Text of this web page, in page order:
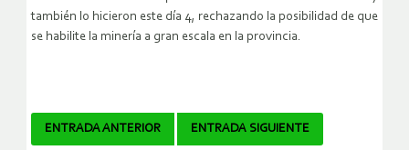
también lo hicieron este día 4, rechazando la posibilidad de que
se habilite la minería a gran escala en la provincia.
Navegador
ENTRADA ANTERIOR ENTRADA SIGUIENTE